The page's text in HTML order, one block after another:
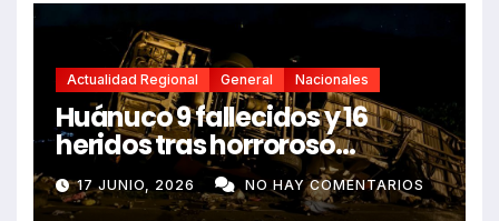
Actualidad Regional General Nacionales
Huánuco 9 fallecidos y 16
heridos tras horroroso
despiste de bus Real Chancas
que impactó contra vivienda
17 JUNIO, 2026 NO HAY COMENTARIOS